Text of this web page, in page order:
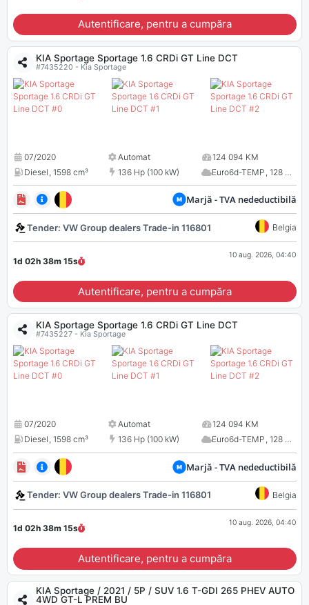
Autentificare, pentru a cumpăra
KIA Sportage Sportage 1.6 CRDi GT Line DCT
#7435220 - Kia Sportage
07/2020 Automat
124 094 KM
Diesel, 1598 cm³ 136 Hp (100 kW) Euro6d-TEMP, 128 CO
Marjă - TVA nedeductibilă
Tender: VW Group dealers Trade-in 116801 Belgia
1d 02h 38m 14s
10 aug. 2026, 04:40
Autentificare, pentru a cumpăra
KIA Sportage Sportage 1.6 CRDi GT Line DCT
#7435227 - Kia Sportage
07/2020 Automat
124 094 KM
Diesel, 1598 cm³ 136 Hp (100 kW) Euro6d-TEMP, 128 CO
Marjă - TVA nedeductibilă
Tender: VW Group dealers Trade-in 116801 Belgia
1d 02h 38m 14s
10 aug. 2026, 04:40
Autentificare, pentru a cumpăra
KIA Sportage / 2021 / 5P / SUV 1.6 T-GDI 265 PHEV AUTO
4WD GT-L PREM BU